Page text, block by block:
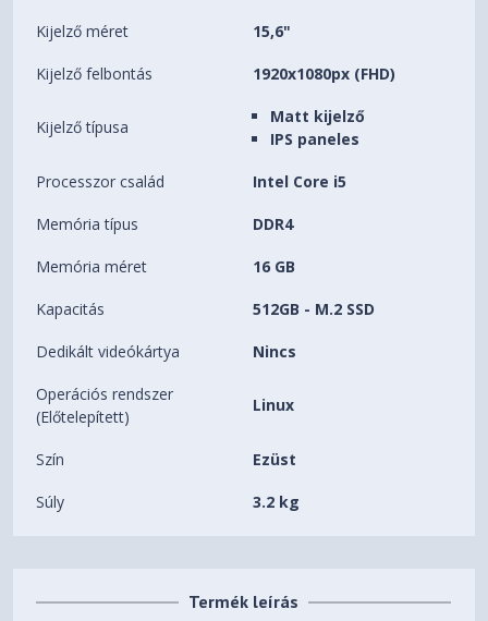
Kijelző méret 15,6"
Kijelző felbontás 1920x1080px (FHD)
Kijelző típusa
Matt kijelző
IPS paneles
Processzor család Intel Core i5
Memória típus DDR4
Memória méret 16 GB
Kapacitás 512GB - M.2 SSD
Dedikált videókártya Nincs
Operációs rendszer
(Előtelepített)
Linux
Szín Ezüst
Súly 3.2 kg
Termék leírás